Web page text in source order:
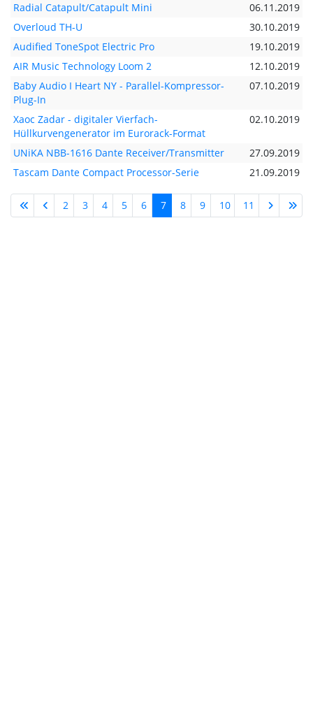
Radial Catapult/Catapult Mini
06.11.2019
Overloud TH-U
30.10.2019
Audified ToneSpot Electric Pro
19.10.2019
AIR Music Technology Loom 2
12.10.2019
Baby Audio I Heart NY - Parallel-Kompressor-
Plug-In
07.10.2019
Xaoc Zadar - digitaler Vierfach-
Hüllkurvengenerator im Eurorack-Format
02.10.2019
UNiKA NBB-1616 Dante Receiver/Transmitter
27.09.2019
Tascam Dante Compact Processor-Serie
21.09.2019
2 3 4 5 6 7 8 9 10 11